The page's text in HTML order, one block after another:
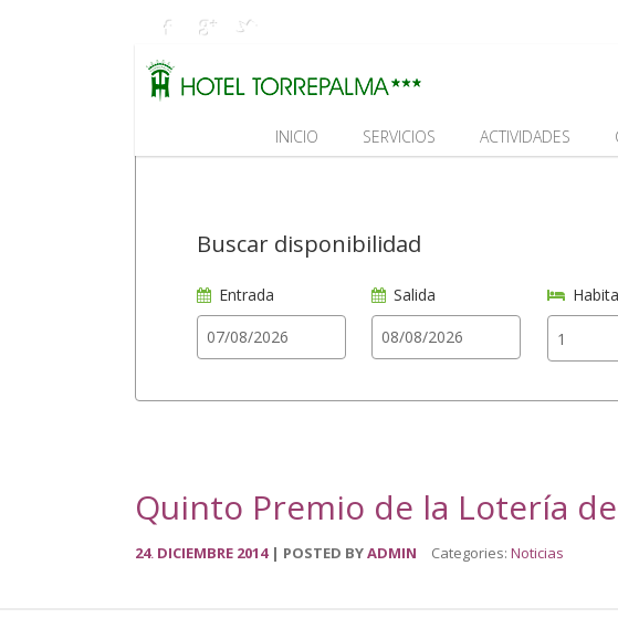
INICIO SERVICIOS ACTIVIDADES
Buscar disponibilidad
Entrada Salida
Quinto Premio de la Lotería
24. DICIEMBRE 2014 POSTED BYADMIN Categories: Noticias